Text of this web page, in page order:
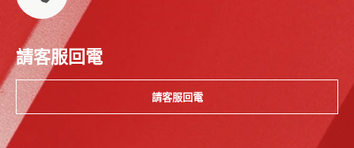
請客服回電
請客服回電